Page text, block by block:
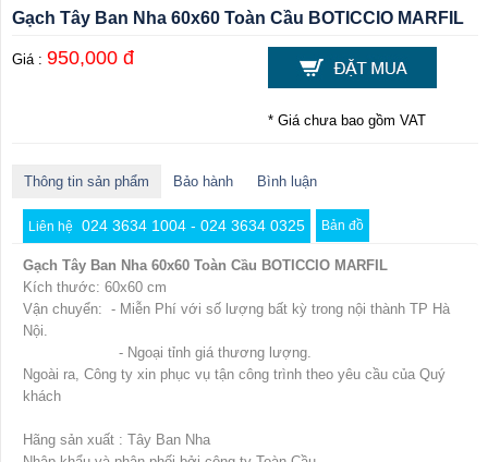
Gạch Tây Ban Nha 60x60 Toàn Cầu BOTICCIO MARFIL
Giá : 950,000 đ
* Giá chưa bao gồm VAT
Thông tin sản phẩm Bảo hành Bình luận
Liên hệ 024 3634 1004 - 024 3634 0325 Bản đồ
Gạch Tây Ban Nha 60x60 Toàn Cầu BOTICCIO MARFIL
Kích thước: 60x60 cm
Vận chuyển: - Miễn Phí với số lượng bất kỳ trong nội thành TP Hà
Nội.
- Ngoại tỉnh giá thương lượng.
Ngoài ra, Công ty xin phục vụ tận công trình theo yêu cầu của Quý
khách
Hãng sản xuất : Tây Ban Nha